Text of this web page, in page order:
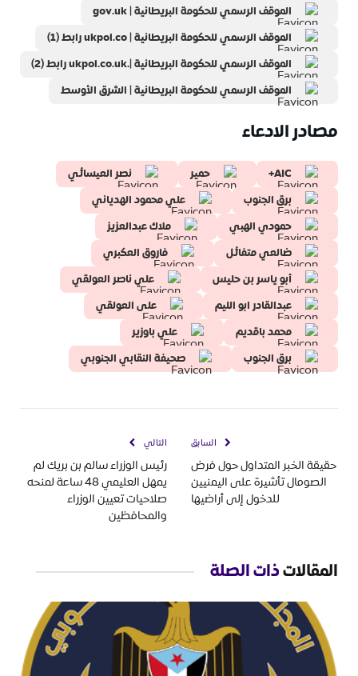
الموقف الرسمي للحكومة البريطانية | gov.uk
الموقف الرسمي للحكومة البريطانية | ukpol.co رابط (1)
الموقف الرسمي للحكومة البريطانية |.ukpol.co.uk رابط (2)
الموقف الرسمي للحكومة البريطانية | الشرق الأوسط
مصادر الادعاء
AIC+ حمير
نصر العيسائي
برق الجنوب
علي محمود الهدياني
حمودي الهبي
ملاك عبدالعزيز
ضالعي متفائل
فاروق العكبري
أبو ياسر بن حليس
علي ناصر العولقي
عبدالقادر ابو الليم
على العولقي
محمد باقديم
علي باوزير
برق الجنوب
صحيفة النقابي الجنوبي
السابق
حقيقة الخبر المتداول حول فرض
الصومال تأشيرة على اليمنيين
للدخول إلى أراضيها
التالي
رئيس الوزراء سالم بن بريك لم
يمهل العليمي 48 ساعة لمنحه
صلاحيات تعيين الوزراء
والمحافظين
المقالاتذات الصلة